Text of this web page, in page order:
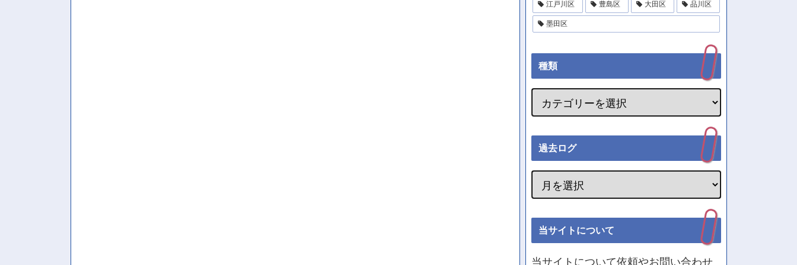
江戸川区 豊島区 大田区 品川区
墨田区
種類
過去ログ
当サイトについて
当サイトについて依頼やお問い合わせ